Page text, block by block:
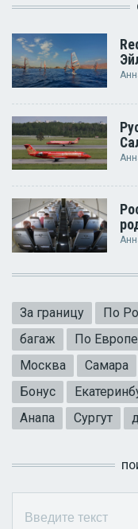
За границу По
багаж
По Европе
Москва
Самара
Бонус
Анапа
Сургут